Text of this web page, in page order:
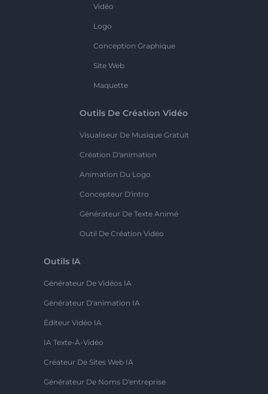
Vidéo
Logo
Conception Graphique
Site Web
Maquette
Outils De Création Vidéo
Visualiseur De Musique Gratuit
Création D'animation
Animation Du Logo
Concepteur D'intro
Générateur De Texte Animé
Outil De Création Vidéo
Outils IA
Générateur De Vidéos IA
Générateur D'animation IA
Éditeur Vidéo IA
IA Texte-À-Vidéo
Créateur De Sites Web IA
Générateur De Noms D'entreprise